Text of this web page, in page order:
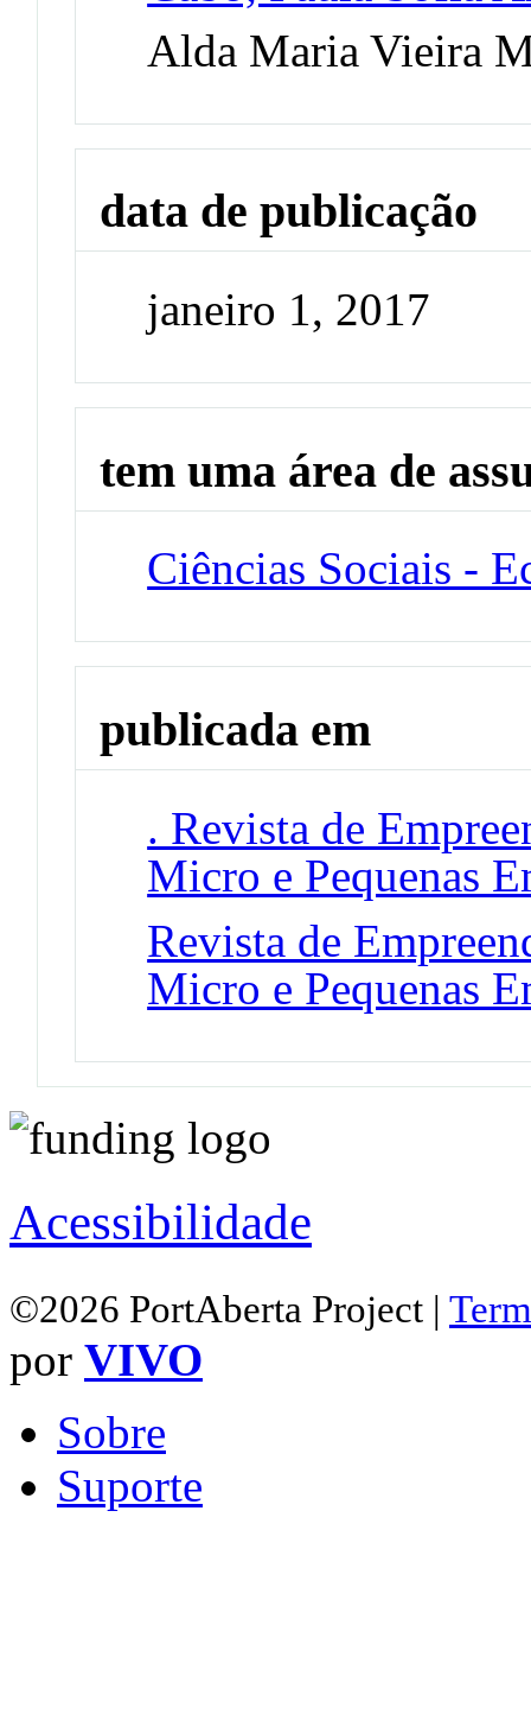
Alda Maria Vieira
data de publicação
janeiro 1, 2017
tem uma área de
Ciências Sociais -
publicada em
. Revista de
Micro e Pequenas
Revista de
Micro e Pequenas
Acessibilidade
©2026 PortAberta Project |
por VIVO
Sobre
Suporte